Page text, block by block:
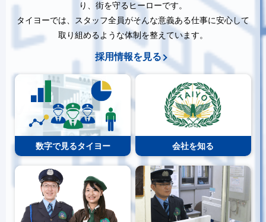
り、街を守るヒーローです。
タイヨーでは、スタッフ全員がそんな意義ある仕事に安心して
取り組めるような体制を整えています。
採用情報を見る
数字で見るタイヨー 会社を知る